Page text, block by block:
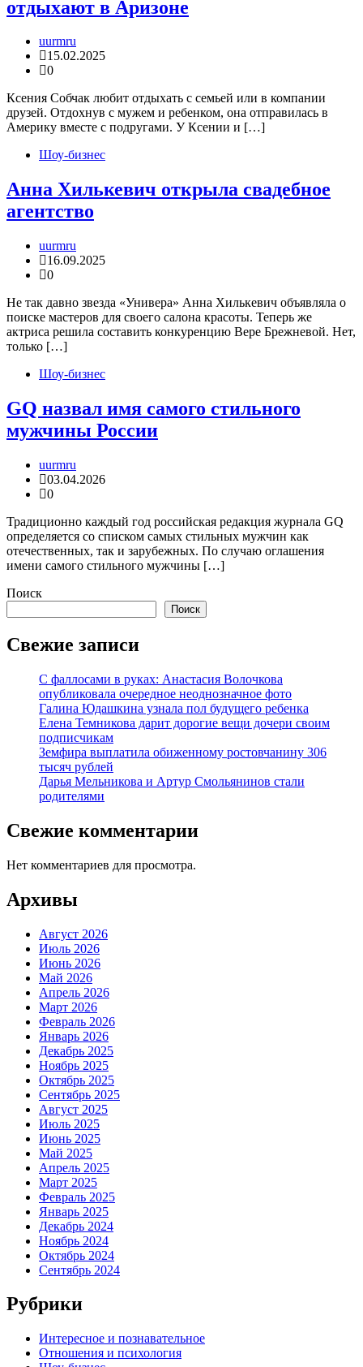
отдыхают в Аризоне
uurmru
15.02.2025
0
Ксения Собчак любит отдыхать с семьей или в компании
друзей. Отдохнув с мужем и ребенком, она отправилась в
Америку вместе с подругами. У Ксении и […]
Шоу-бизнес
Анна Хилькевич открыла свадебное
агентство
uurmru
16.09.2025
0
Не так давно звезда «Универа» Анна Хилькевич объявляла о
поиске мастеров для своего салона красоты. Теперь же
актриса решила составить конкуренцию Вере Брежневой. Нет,
только […]
Шоу-бизнес
GQ назвал имя самого стильного
мужчины России
uurmru
03.04.2026
0
Традиционно каждый год российская редакция журнала GQ
определяется со списком самых стильных мужчин как
отечественных, так и зарубежных. По случаю оглашения
имени самого стильного мужчины […]
Поиск
Поиск
Свежие записи
С фаллосами в руках: Анастасия Волочкова
опубликовала очередное неоднозначное фото
Галина Юдашкина узнала пол будущего ребенка
Елена Темникова дарит дорогие вещи дочери своим
подписчикам
Земфира выплатила обиженному ростовчанину 306
тысяч рублей
Дарья Мельникова и Артур Смольянинов стали
родителями
Свежие комментарии
Нет комментариев для просмотра.
Архивы
Август 2026
Июль 2026
Июнь 2026
Май 2026
Апрель 2026
Март 2026
Февраль 2026
Январь 2026
Декабрь 2025
Ноябрь 2025
Октябрь 2025
Сентябрь 2025
Август 2025
Июль 2025
Июнь 2025
Май 2025
Апрель 2025
Март 2025
Февраль 2025
Январь 2025
Декабрь 2024
Ноябрь 2024
Октябрь 2024
Сентябрь 2024
Рубрики
Интересное и познавательное
Отношения и психология